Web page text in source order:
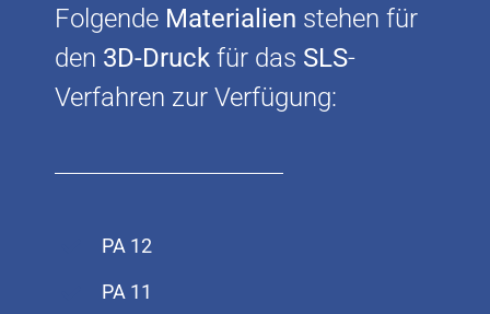
Folgende Materialien stehen für
den 3D-Druck für das SLS-
Verfahren zur Verfügung:
PA 12
PA 11